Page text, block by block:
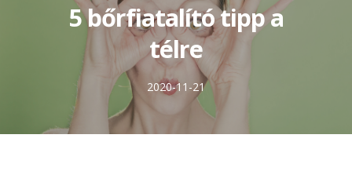
5 bőrfiatalító tipp a
télre
2020-11-21